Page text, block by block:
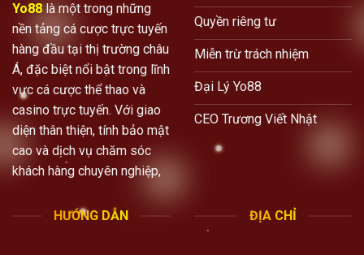
Yo88 là một trong những
nền tảng cá cược trực tuyến
hàng đầu tại thị trường châu
Á, đặc biệt nổi bật trong lĩnh
vực cá cược thể thao và
casino trực tuyến. Với giao
diện thân thiện, tính bảo mật
cao và dịch vụ chăm sóc
khách hàng chuyên nghiệp,
Quyền riêng tư
Miễn trừ trách nhiệm
Đại Lý Yo88
CEO Trương Viết Nhật
HƯỚNG DẪN ĐỊA CHỈ